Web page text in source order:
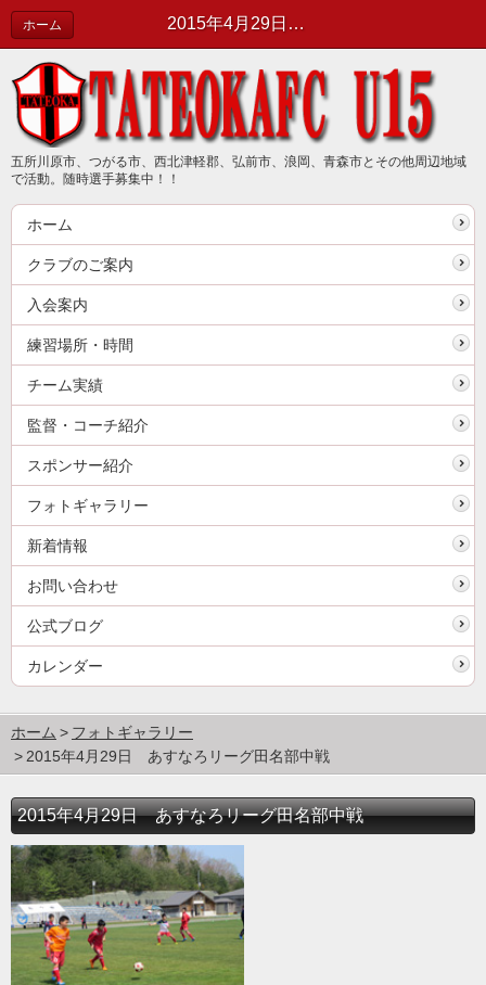
2015年4月29日 あすなろリーグ田名部中戦
ホーム
五所川原市、つがる市、西北津軽郡、弘前市、浪岡、青森市とその他周辺地域
で活動。随時選手募集中！！
ホーム
クラブのご案内
入会案内
練習場所・時間
チーム実績
監督・コーチ紹介
スポンサー紹介
フォトギャラリー
新着情報
お問い合わせ
公式ブログ
カレンダー
ホーム
フォトギャラリー
2015年4月29日 あすなろリーグ田名部中戦
2015年4月29日 あすなろリーグ田名部中戦